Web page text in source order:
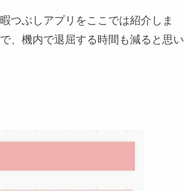
つぶしアプリをここでは紹介しま
、機内で退屈する時間も減ると思い